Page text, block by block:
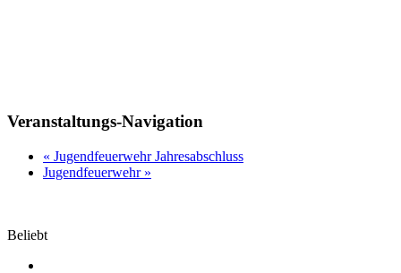
Veranstaltungs-Navigation
« Jugendfeuerwehr Jahresabschluss
Jugendfeuerwehr »
Beliebt